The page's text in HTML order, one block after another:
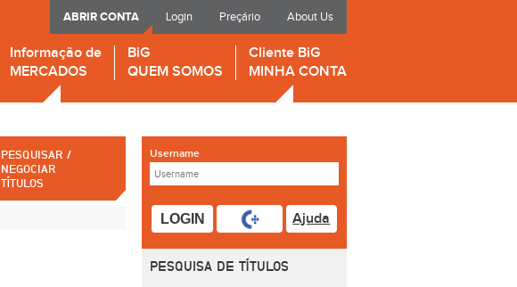
Login Preçário About Us
ABRIR CONTA
Informação de
MERCADOS
BiG
QUEM SOMOS
Cliente BiG
MINHA CONTA
PESQUISAR /
NEGOCIAR
TÍTULOS
Username
LOGIN Ajuda
PESQUISA DE TÍTULOS